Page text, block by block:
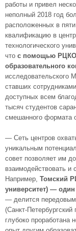
работы и привел
неполный 2018 год
расположенных в
квалификацию в
технологического
что с помощью
образовательного
исследовательского
ставших
доступных всем
тысяч студентов
смешанного формата
— Сеть центров
уникальным
совет позволяет им
взаимодействовать и
Например, Томский
университет) —
— делится
(Санкт-Петербургский
глубоко проработана